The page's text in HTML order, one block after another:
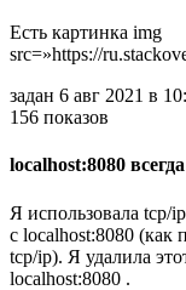
Есть картинка img
src=»https://
задан 6 авг 2021 в
156 показов
localhost:8080
Я использовала tcp/
с localhost:8080 (как
tcp/ip). Я удалила
localhost:8080 .